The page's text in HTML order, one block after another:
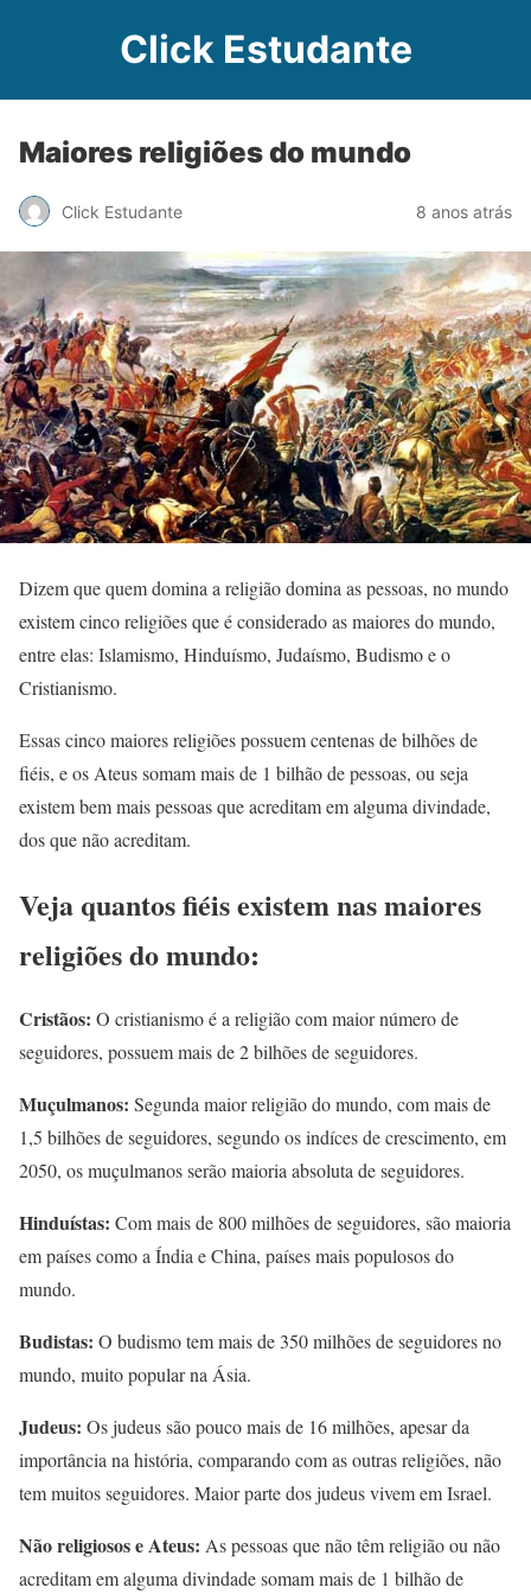
Click Estudante
Maiores religiões do mundo
Click Estudante 8 anos atrás
Dizem que quem domina a religião domina as pessoas, no mundo
existem cinco religiões que é considerado as maiores do mundo,
entre elas: Islamismo, Hinduísmo, Judaísmo, Budismo e o
Cristianismo.
Essas cinco maiores religiões possuem centenas de bilhões de
fiéis, e os Ateus somam mais de 1 bilhão de pessoas, ou seja
existem bem mais pessoas que acreditam em alguma divindade,
dos que não acreditam.
Veja quantos fiéis existem nas maiores
religiões do mundo:
Cristãos: O cristianismo é a religião com maior número de
seguidores, possuem mais de 2 bilhões de seguidores.
Muçulmanos: Segunda maior religião do mundo, com mais de
1,5 bilhões de seguidores, segundo os indíces de crescimento, em
2050, os muçulmanos serão maioria absoluta de seguidores.
Hinduístas: Com mais de 800 milhões de seguidores, são maioria
em países como a Índia e China, países mais populosos do
mundo.
Budistas: O budismo tem mais de 350 milhões de seguidores no
mundo, muito popular na Ásia.
Judeus: Os judeus são pouco mais de 16 milhões, apesar da
importância na história, comparando com as outras religiões, não
tem muitos seguidores. Maior parte dos judeus vivem em Israel.
Não religiosos e Ateus: As pessoas que não têm religião ou não
acreditam em alguma divindade somam mais de 1 bilhão de